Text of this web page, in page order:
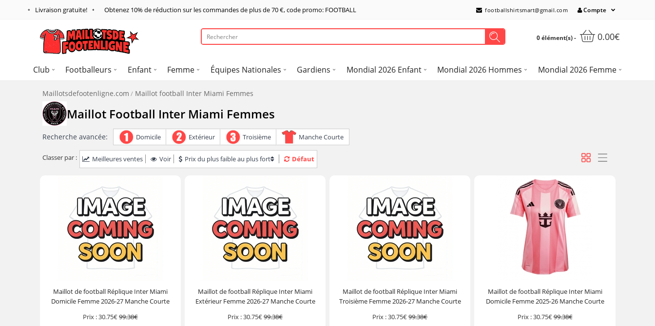
Livraison gratuite! Obtenez 10% de réduction sur les commandes de plus de70 €, code promo: FOOTBALL footballshirtsmart@gmail.com Compte
0 élément(s) - 0.00€
Club Footballeurs Enfant Femme Équipes Nationales Gardiens Mondial 2026 Enfant Mondial 2026 Hommes Mondial 2026 Femme
Maillotsdefootenligne.com Maillot football Inter Miami Femmes
Maillot Football Inter Miami Femmes
Recherche avancée: Domicile Extérieur Troisième Manche Courte
Classer par : Meilleures ventes Voir Prix du plus faible au plus fort Défaut
Maillot de football Réplique Inter Miami
Domicile Femme 2026-27 Manche Courte
Prix :30.75€99.38€
Maillot de football Réplique Inter Miami
Extérieur Femme 2026-27 Manche Courte
Prix :30.75€99.38€
Maillot de football Réplique Inter Miami
Troisième Femme 2026-27 Manche Courte
Prix :30.75€99.38€
Maillot de football Réplique Inter Miami
Domicile Femme 2025-26 Manche Courte
Prix :30.75€99.38€